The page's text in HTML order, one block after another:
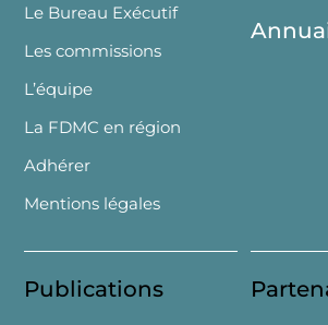
Le Bureau Exécutif
Les commissions
L’équipe
La FDMC en région
Adhérer
Mentions légales
Publications